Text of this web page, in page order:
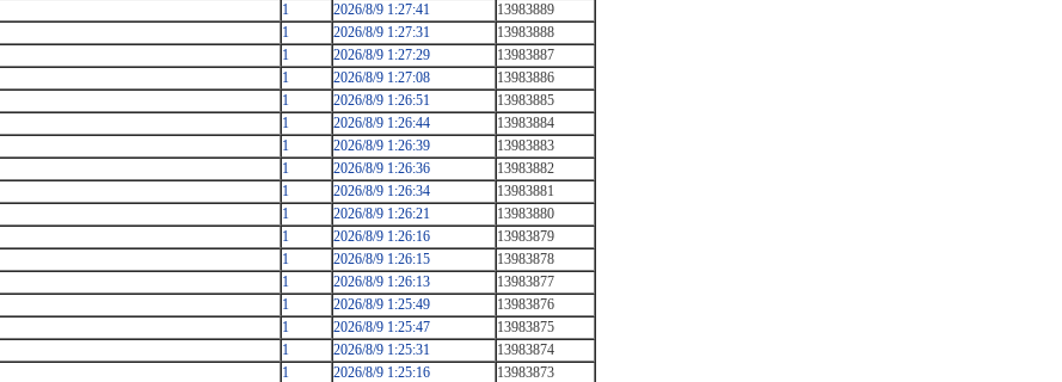
1 2026/8/9 1:27:41
13983889
1 2026/8/9 1:27:31
13983888
1 2026/8/9 1:27:29
13983887
1 2026/8/9 1:27:08
13983886
1 2026/8/9 1:26:51
13983885
1 2026/8/9 1:26:44
13983884
1 2026/8/9 1:26:39
13983883
1 2026/8/9 1:26:36
13983882
1 2026/8/9 1:26:34
13983881
1 2026/8/9 1:26:21
13983880
1 2026/8/9 1:26:16
13983879
1 2026/8/9 1:26:15
13983878
1 2026/8/9 1:26:13
13983877
1 2026/8/9 1:25:49
13983876
1 2026/8/9 1:25:47
13983875
1 2026/8/9 1:25:31
13983874
1 2026/8/9 1:25:16
13983873